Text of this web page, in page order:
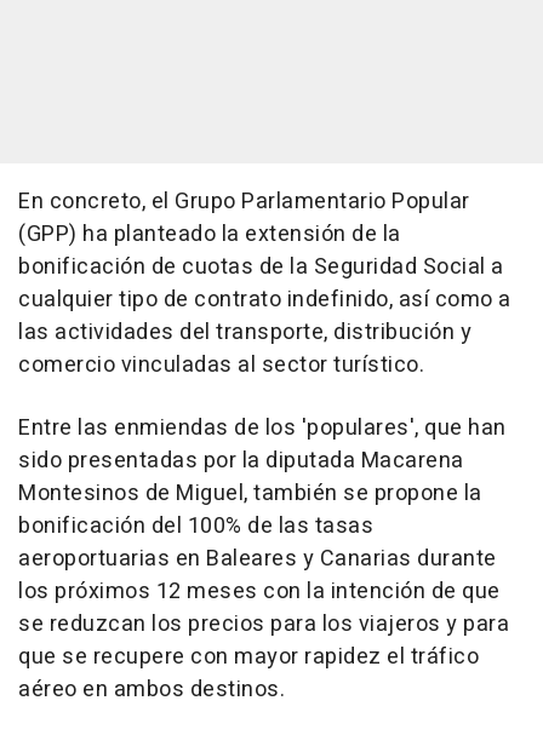
En concreto, el Grupo Parlamentario Popular
(GPP) ha planteado la extensión de la
bonificación de cuotas de la Seguridad Social a
cualquier tipo de contrato indefinido, así como a
las actividades del transporte, distribución y
comercio vinculadas al sector turístico.
Entre las enmiendas de los 'populares', que han
sido presentadas por la diputada Macarena
Montesinos de Miguel, también se propone la
bonificación del 100% de las tasas
aeroportuarias en Baleares y Canarias durante
los próximos 12 meses con la intención de que
se reduzcan los precios para los viajeros y para
que se recupere con mayor rapidez el tráfico
aéreo en ambos destinos.